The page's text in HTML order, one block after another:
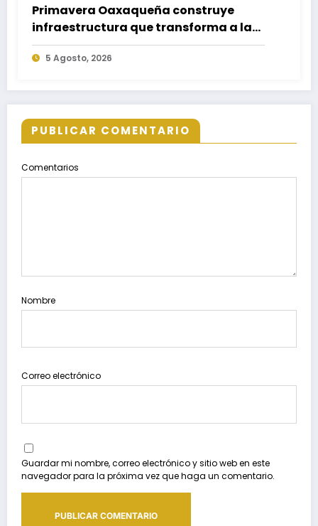
Primavera Oaxaqueña construye
infraestructura que transforma a las
familias del estado
5 Agosto, 2026
PUBLICAR COMENTARIO
Comentarios
Nombre
Correo electrónico
Guardar mi nombre, correo electrónico y sitio web en este
navegador para la próxima vez que haga un comentario.